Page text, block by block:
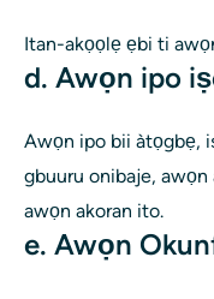
Itan-akọọlẹ ẹbi ti
d. Awọn ipo
Awọn ipo bii àtọgbẹ,
gbuuru onibaje, awọn
awọn akoran ito.
e. Awọn